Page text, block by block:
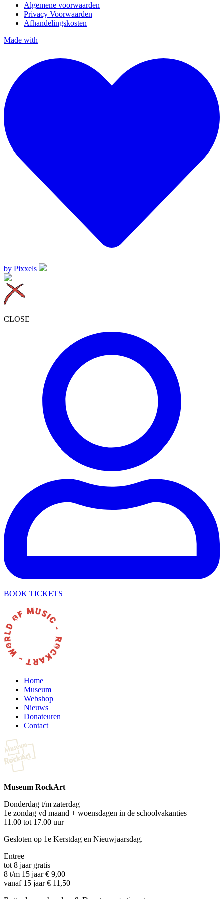
Algemene voorwaarden
Privacy Voorwaarden
Afhandelingskosten
Made with
by Pixxels
CLOSE
BOOK TICKETS
Home
Museum
Webshop
Nieuws
Donateuren
Contact
Museum RockArt
Donderdag t/m zaterdag
1e zondag vd maand + woensdagen in de schoolvakanties
11.00 tot 17.00 uur
Gesloten op 1e Kerstdag en Nieuwjaarsdag.
Entree
tot 8 jaar gratis
8 t/m 15 jaar € 9,00
vanaf 15 jaar € 11,50